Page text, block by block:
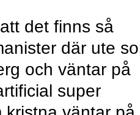
det finns så
där ute
och väntar på
super